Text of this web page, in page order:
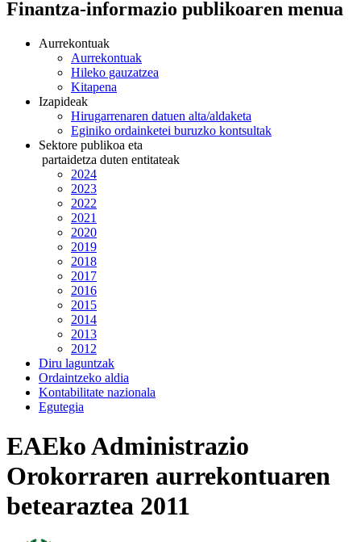
Finantza-informazio publikoaren menua
Aurrekontuak
Aurrekontuak
Hileko gauzatzea
Kitapena
Izapideak
Hirugarrenaren datuen alta/aldaketa
Eginiko ordainketei buruzko kontsultak
Sektore publikoa eta
partaidetza duten entitateak
2024
2023
2022
2021
2020
2019
2018
2017
2016
2015
2014
2013
2012
Diru laguntzak
Ordaintzeko aldia
Kontabilitate nazionala
Egutegia
EAEko Administrazio
Orokorraren aurrekontuaren
betearaztea 2011